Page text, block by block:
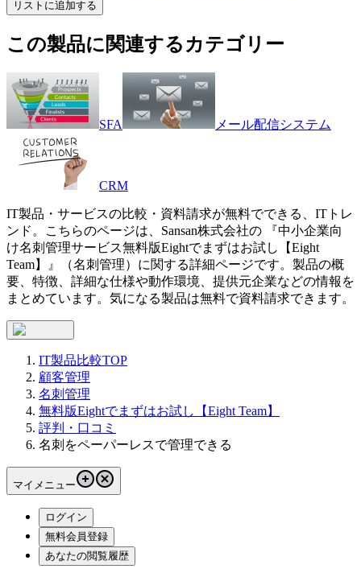
リストに追加する
この製品に関連するカテゴリー
SFA メール配信システム
CRM
IT製品・サービスの比較・資料請求が無料でできる、ITトレ
ンド。こちらのページは、 Sansan株式会社の 『 中小企業向
け名刺管理サービス無料版Eightでまずはお試し【Eight
Team】
』（名刺管理）に関する詳細ページです。製品の概
要、特徴、詳細な仕様や動作環境、提供元企業などの情報を
まとめています。気になる製品は無料で資料請求できます。
IT製品比較TOP
顧客管理
名刺管理
無料版Eightでまずはお試し【Eight Team】
評判・口コミ
名刺をペーパーレスで管理できる
マイメニュー
ログイン
無料会員登録
あなたの閲覧履歴